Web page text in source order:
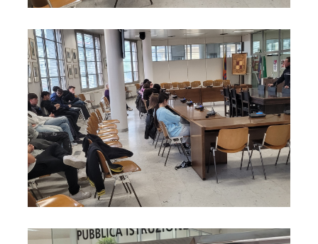
Foto09
Foto10